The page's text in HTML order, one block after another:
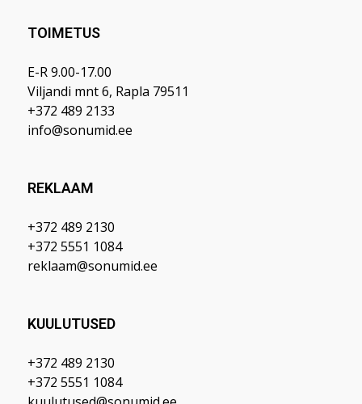
TOIMETUS
E-R 9.00-17.00
Viljandi mnt 6, Rapla 79511
+372 489 2133
info@sonumid.ee
REKLAAM
+372 489 2130
+372 5551 1084
reklaam@sonumid.ee
KUULUTUSED
+372 489 2130
+372 5551 1084